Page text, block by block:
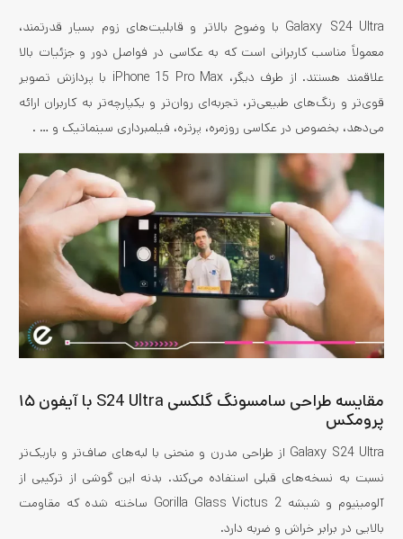
Galaxy S24 Ultra با وضوح بالاتر و قابلیت‌های زوم بسیار قدرتمند،
معمولاً مناسب کاربرانی است که به عکاسی در فواصل دور و جزئیات بالا
علاقمند هستند. از طرف دیگر، iPhone 15 Pro Max با پردازش تصویر
قوی‌تر و رنگ‌های طبیعی‌تر، تجربه‌ای روان‌تر و یکپارچه‌تر به کاربران ارائه
می‌دهد، بخصوص در عکاسی روزمره، پرتره، فیلمبرداری سینماتیک و … .
مقایسه
طراحی سامسونگ گلکسی S24 Ultra با آیفون ۱۵
پرومکس
Galaxy S24 Ultra از طراحی مدرن و منحنی با لبه‌های صاف‌تر و باریک‌تر
نسبت به نسخه‌های قبلی استفاده می‌کند. بدنه این گوشی از ترکیبی از
آلومینیوم و شیشه Gorilla Glass Victus 2 ساخته شده که مقاومت
بالایی در برابر خراش و ضربه دارد.